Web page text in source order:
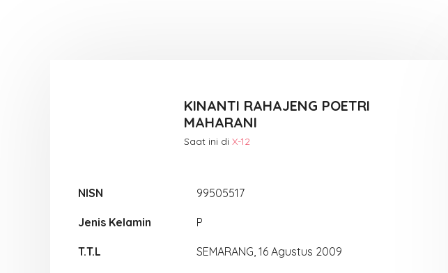
KINANTI RAHAJENG POETRI
MAHARANI
Saat ini diX-12
NISN 99505517
Jenis Kelamin P
T.T.L SEMARANG, 16 Agustus 2009